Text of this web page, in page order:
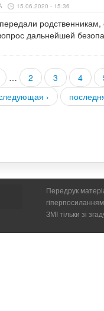
15.06.2020 - 15:36
дальнейшей
… 2 3 4
›
Передрук
ЗМІ тільки зі